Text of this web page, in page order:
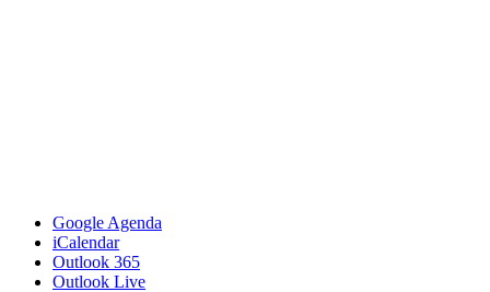
Google Agenda
iCalendar
Outlook 365
Outlook Live